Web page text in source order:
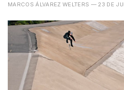
MARCOS ÁLVAREZ WELTERS — 23 DE